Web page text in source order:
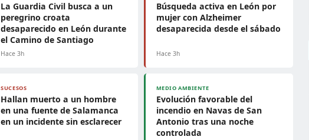
La Guardia Civil busca a un
peregrino croata
desaparecido en León durante
el Camino de Santiago
Hace 3h
Búsqueda activa en León por
mujer con Alzheimer
desaparecida desde el sábado
Hace 3h
SUCESOS
Hallan muerto a un hombre
en una fuente de Salamanca
en un incidente sin esclarecer
MEDIO AMBIENTE
Evolución favorable del
incendio en Navas de San
Antonio tras una noche
controlada